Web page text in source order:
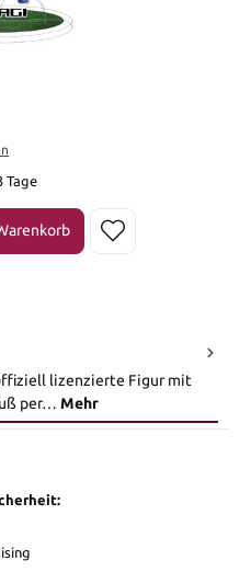
Tage
Wert ein oder benutze die
lizenzierte Figur mit
per… Mehr